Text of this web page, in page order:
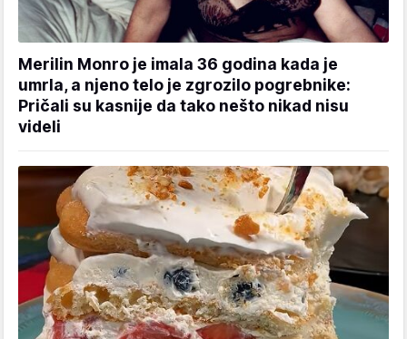
Merilin Monro je imala 36 godina kada je
umrla, a njeno telo je zgrozilo pogrebnike:
Pričali su kasnije da tako nešto nikad nisu
videli